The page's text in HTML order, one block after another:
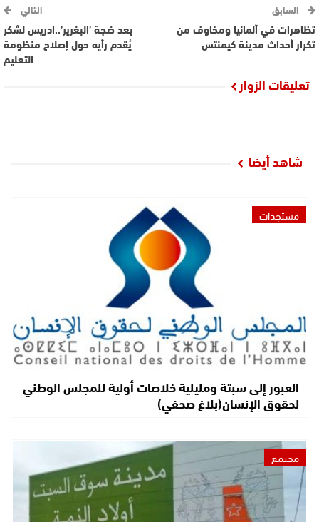
السابق
تظاهرات في ألمانيا ومخاوف من
تكرار أحداث مدينة كيمنتس
التالي
بعد ضجة ’البغرير’..ادريس لشكر
يُقدم رأيه حول إصلاح منظومة
التعليم
تعليقات الزوار
شاهد أيضا
مستجدات
العبور إلى سبتة ومليلية خلاصات أولية للمجلس الوطني
لحقوق الإنسان(بلاغ صحفي)
مجتمع